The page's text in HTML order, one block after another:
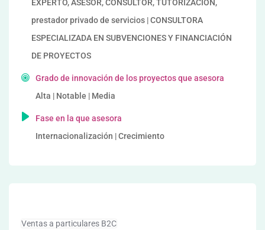
EXPERTO, ASESOR, CONSULTOR, TUTORIZACION,
prestador privado de servicios | CONSULTORA
ESPECIALIZADA EN SUBVENCIONES Y FINANCIACIÓN
DE PROYECTOS
Grado de innovación de los proyectos que asesora
Alta | Notable | Media
Fase en la que asesora
Internacionalización | Crecimiento
Ventas a particulares B2C